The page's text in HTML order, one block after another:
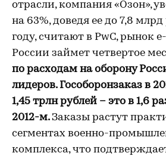
отрасли, компания «Озон»,
на 63%, доведя ее до 7,8
году, считают в PwC, рынок
России займет четвертое
по расходам на оборону
лидеров. Гособоронзаказ в
1,45 трлн рублей – это в 1,6
2012-м. Заказы растут
сегментах военно-
комплекса, что